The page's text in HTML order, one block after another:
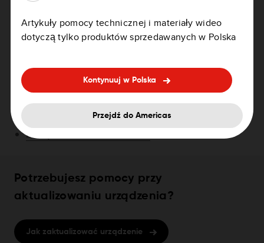
KliknijZresetuj urządzenie , aby uzyskać
szczegółowe instrukcje.
Powiązane artykuły:
Łączenie urządzenia z Twoim kontem
Przypisywanie urządzenia nawigacyjnego do konta
TomTom (TomTom HOME)
Zarządzanie kontem TomTom
Potrzebujesz pomocy przy
aktualizowaniu urządzenia?
Jak zaktualizować urządzenie
Artykuły pomocy technicznej i materiały wideo
dotyczą tylko produktów sprzedawanych w Polska
Kontynuuj w Polska
Przejdź do Americas